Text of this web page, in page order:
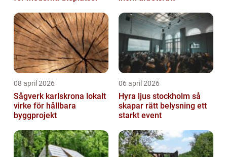
08 april 2026
Sågverk karlskrona lokalt
virke för hållbara
byggprojekt
06 april 2026
Hyra ljus stockholm så
skapar rätt belysning ett
starkt event